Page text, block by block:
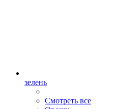
зелень
Смотреть все